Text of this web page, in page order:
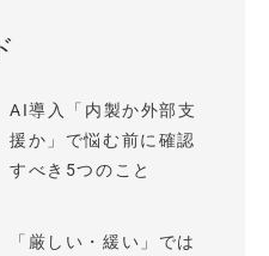
AI導入「内製か外部支
援か」で悩む前に確認
すべき5つのこと
「厳しい・緩い」では